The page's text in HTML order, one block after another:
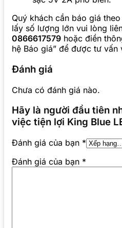
Quý khách cần báo giá
lấy số lượng lớn vui lòng
0866617579 hoặc điền
hệ Báo giá” để được tư vấn
Đánh giá
Chưa có đánh giá nào.
Hãy là người đầu tiên
việc tiện lợi King Blue
Đánh giá của bạn *
Đánh giá của bạn *